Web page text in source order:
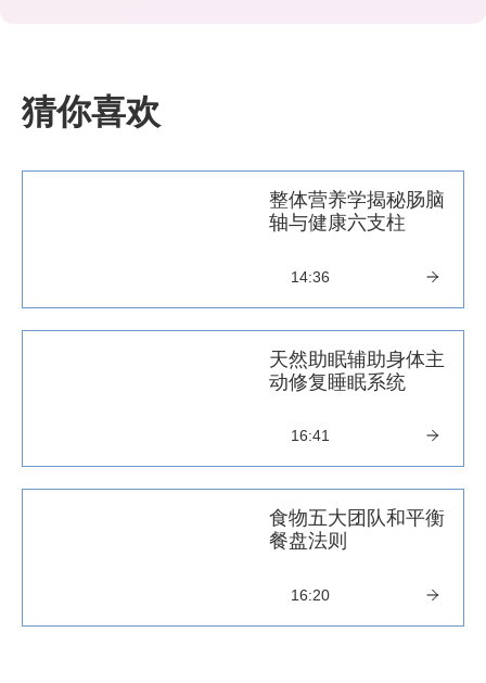
猜你喜欢
整体营养学揭秘肠脑
轴与健康六支柱
14:36
天然助眠辅助身体主
动修复睡眠系统
16:41
食物五大团队和平衡
餐盘法则
16:20